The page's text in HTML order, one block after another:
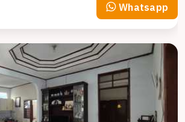
Whatsapp